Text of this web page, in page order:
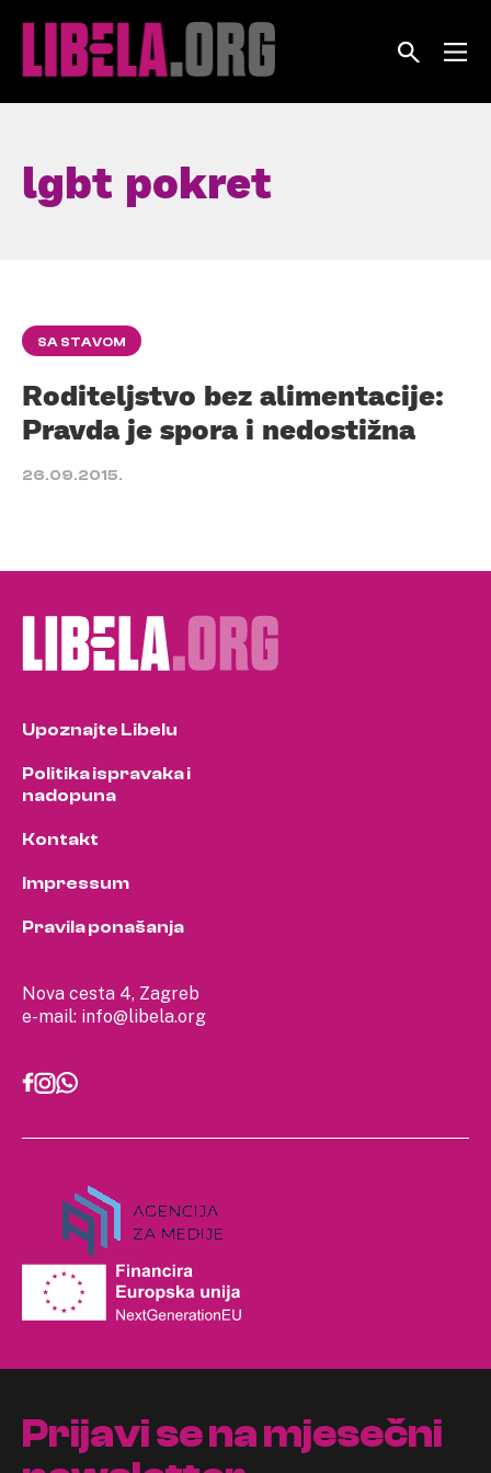
lgbt pokret
SA STAVOM
Roditeljstvo bez alimentacije:
Pravda je spora i nedostižna
26.09.2015.
Nova cesta 4, Zagreb
e-mail: info@libela.org
Upoznajte Libelu
Politika ispravaka i
nadopuna
Kontakt
Impressum
Pravila ponašanja
Prijavi se na mjesečni